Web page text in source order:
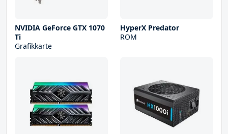
NVIDIA GeForce GTX 1070
Ti
Grafikkarte
HyperX Predator
ROM